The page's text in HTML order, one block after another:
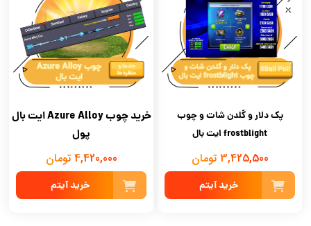
پک دلار و گلدن شات و چوب
frostblight ایت بال
3,425,500 تومان
خرید آیتم
خرید چوب Azure Alloy ایت بال
پول
4,420,000 تومان
خرید آیتم